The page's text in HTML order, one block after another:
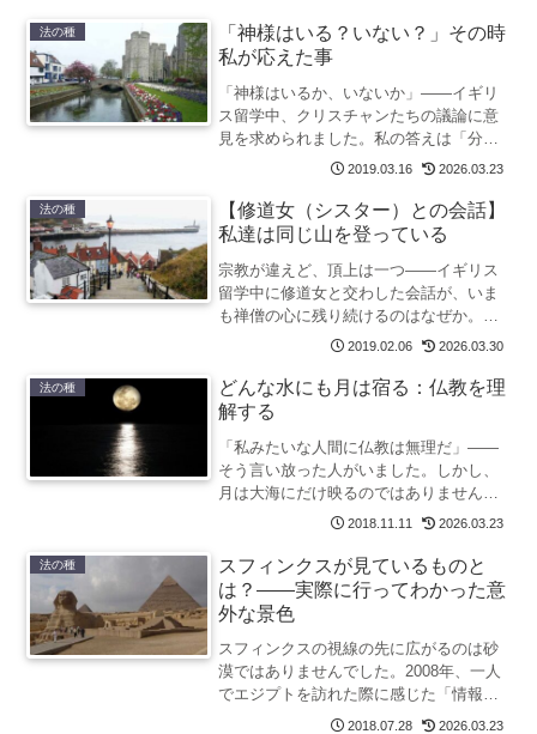
法の種
「神様はいる？いない？」その時
私が応えた事
「神様はいるか、いないか」——イギリ
ス留学中、クリスチャンたちの議論に意
見を求められました。私の答えは「分か
らない」。しかしそれは思考の放棄では
分けられないことの意味をたどります。
2019.03.16 2026.03.23
法の種
【修道女（シスター）との会話】
私達は同じ山を登っている
宗教が違えど、頂上は一つ——イギリス
留学中に修道女と交わした会話が、いま
も禅僧の心に残り続けるのはなぜか。入
口の違いと、登るほどに道が重なってい
2019.02.06 2026.03.30
法の種
どんな水にも月は宿る：仏教を理
解する
「私みたいな人間に仏教は無理だ」——
そう言い放った人がいました。しかし、
月は大海にだけ映るのではありません。
水たまりにも、コップの水にも、月は宿
ッセイです。
2018.11.11 2026.03.23
法の種
スフィンクスが見ているものと
は？——実際に行ってわかった意
外な景色
スフィンクスの視線の先に広がるのは砂
漠ではありませんでした。2008年、一人
でエジプトを訪れた際に感じた「情報と
実体験の違い」をたどります。
2018.07.28 2026.03.23